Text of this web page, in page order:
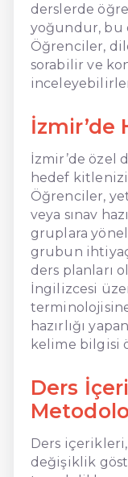
derslerde
yoğundur, bu
Öğrenciler,
sorabilir ve
İzmir’de
İzmir’de özel
hedef
Öğrenciler,
veya sınav
gruplara
grubun
ders planları
İngilizcesi
hazırlığı
kelime bilgisi
Ders
Ders
değişiklik